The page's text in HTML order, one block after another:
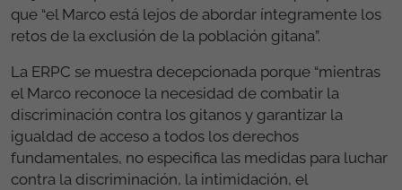
que “el Marco está lejos de abordar íntegramente los
retos de la exclusión de la población gitana”.
La ERPC se muestra decepcionada porque “mientras
el Marco reconoce la necesidad de combatir la
discriminación contra los gitanos y garantizar la
igualdad de acceso a todos los derechos
fundamentales, no especifica las medidas para luchar
contra la discriminación, la intimidación, el